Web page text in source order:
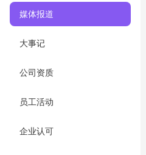
媒体报道
大事记
公司资质
员工活动
企业认可